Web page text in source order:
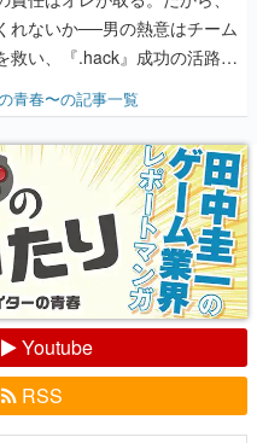
プ』色だった【若ゲのいた
青春〜の記事一覧
Youtube
RSS